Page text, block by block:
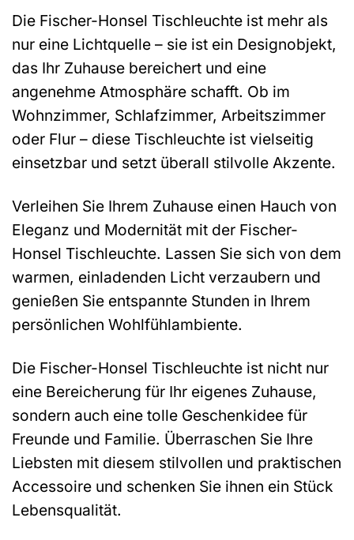
Die Fischer-Honsel Tischleuchte ist mehr als
nur eine Lichtquelle – sie ist ein Designobjekt,
das Ihr Zuhause bereichert und eine
angenehme Atmosphäre schafft. Ob im
Wohnzimmer, Schlafzimmer, Arbeitszimmer
oder Flur – diese Tischleuchte ist vielseitig
einsetzbar und setzt überall stilvolle Akzente.
Verleihen Sie Ihrem Zuhause einen Hauch von
Eleganz und Modernität mit der Fischer-
Honsel Tischleuchte. Lassen Sie sich von dem
warmen, einladenden Licht verzaubern und
genießen Sie entspannte Stunden in Ihrem
persönlichen Wohlfühlambiente.
Die Fischer-Honsel Tischleuchte ist nicht nur
eine Bereicherung für Ihr eigenes Zuhause,
sondern auch eine tolle Geschenkidee für
Freunde und Familie. Überraschen Sie Ihre
Liebsten mit diesem stilvollen und praktischen
Accessoire und schenken Sie ihnen ein Stück
Lebensqualität.